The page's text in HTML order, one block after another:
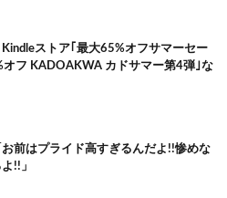
Kindleストア｢最大65%オフサマーセー
オフ KADOAKWA カドサマー第4弾｣な
お前はプライド高すぎるんだよ!!惨めな
!!」